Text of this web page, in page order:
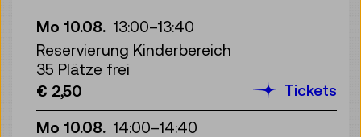
Mo 10.08. 13:00–13:40
Reservierung Kinderbereich
35 Plätze frei
€ 2,50
Tickets
Mo 10.08. 14:00–14:40